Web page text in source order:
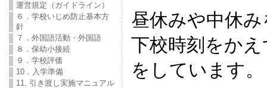
運営規定（ガイドライン）
６．学校いじめ防止基本方
針
７．外国語活動・外国語
８．保幼小接続
９．学校評価
10．入学準備
11. 引き渡し実施マニュアル
昼休みや中休
下校時刻をか
をしています。